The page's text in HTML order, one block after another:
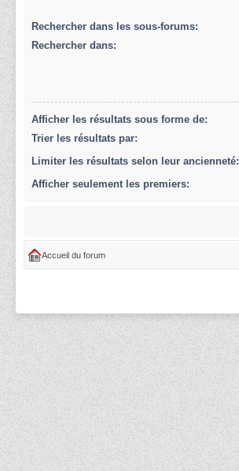
Rechercher dans les sous-forums:
Rechercher dans:
Afficher les résultats sous forme de:
Trier les résultats par:
Limiter les résultats selon leur ancienneté:
Afficher seulement les premiers:
Accueil du forum